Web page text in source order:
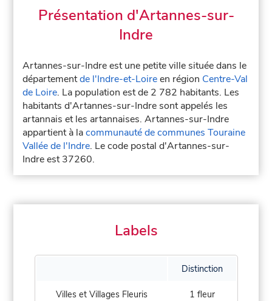
Présentation d'Artannes-sur-
Indre
Artannes-sur-Indre est une petite ville située dans le
départementde l'Indre-et-Loireen région Centre-Val
de Loire. La population est de 2 782 habitants. Les
habitants d'Artannes-sur-Indre sont appelés les
artannais et les artannaises. Artannes-sur-Indre
appartient à lacommunauté de communes Touraine
Vallée de l'Indre. Le code postal d'Artannes-sur-
Indre est 37260.
Labels
Distinction
Villes et Villages Fleuris 1 fleur